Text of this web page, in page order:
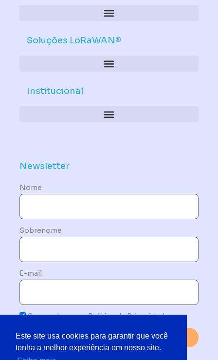
Este site usa cookies para garantir que você
tenha a melhor experiência em nosso site.
Soluções LoRaWAN®
Institucional
Newsletter
Nome
Sobrenome
E-mail
Concordo com a Política de Privacidade
Enviar